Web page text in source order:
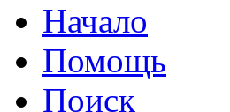
Начало
Помощь
Поиск